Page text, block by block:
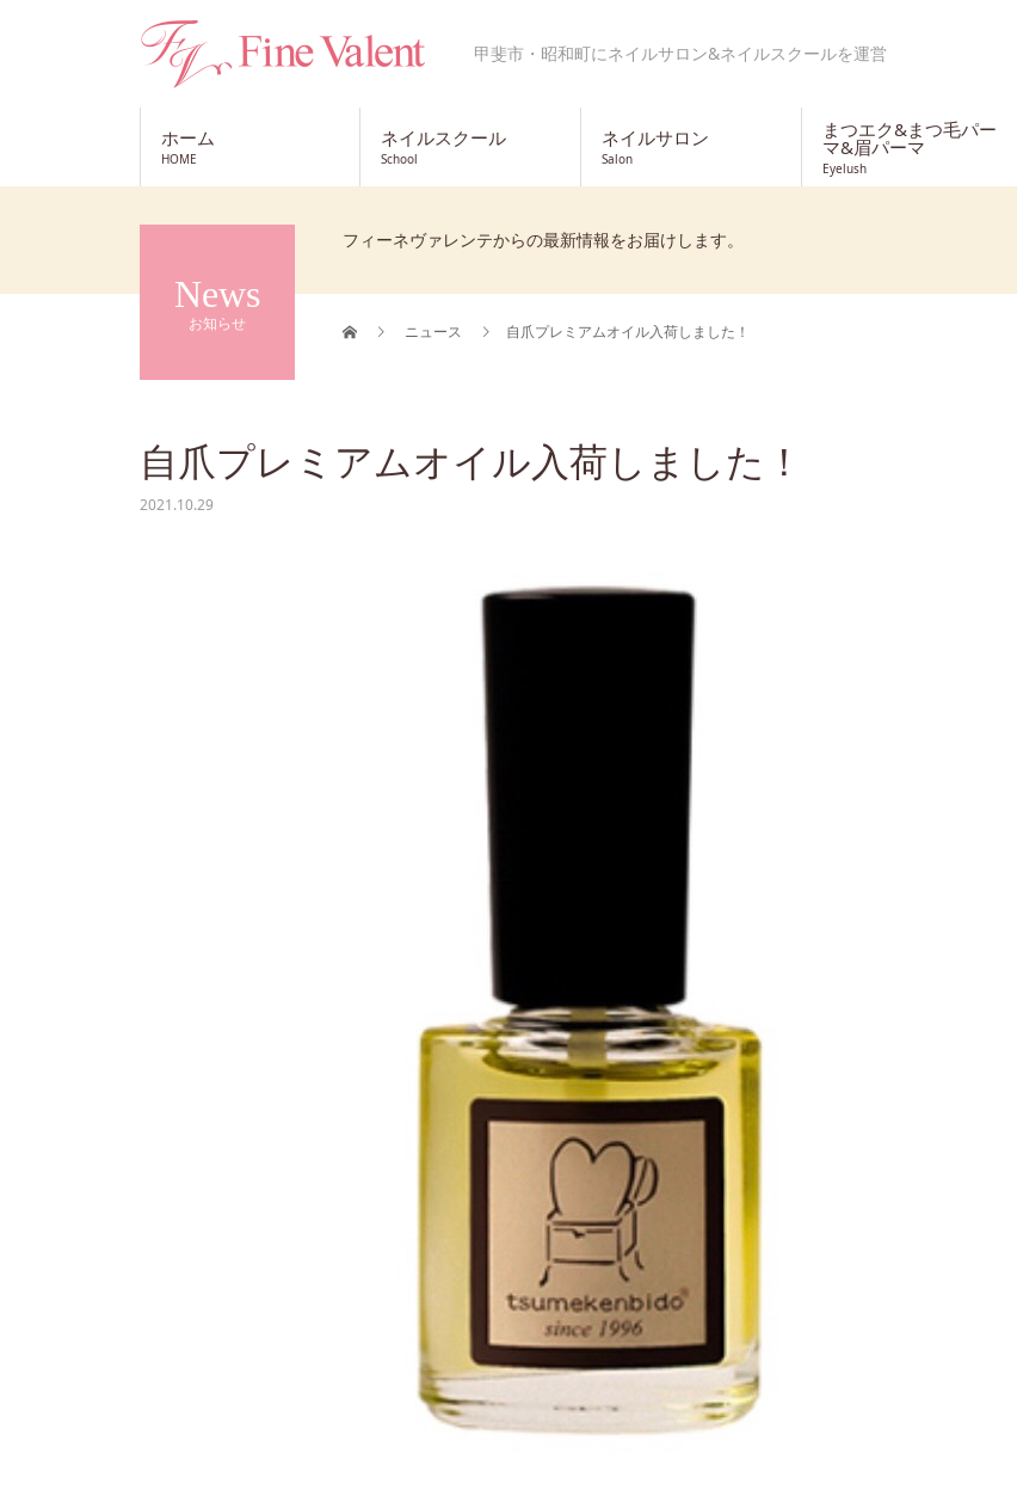
甲斐市・昭和町にネイルサロン&ネイルスクールを運営
ホーム
HOME
ネイルスクール
School
ネイルサロン
Salon
まつエク&まつ毛パー
マ&眉パーマ
Eyelush
News
お知らせ
フィーネヴァレンテからの最新情報をお届けします。
ニュース 自爪プレミアムオイル入荷しました！
自爪プレミアムオイル入荷しました！
2021.10.29